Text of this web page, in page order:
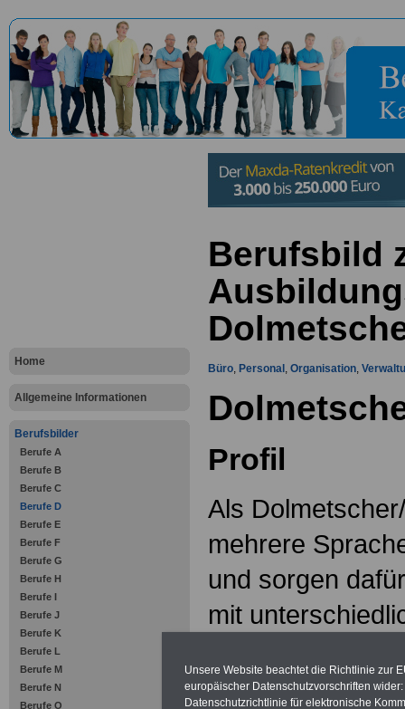
Home
Allgemeine Informationen
Berufsbilder
Berufe A
Berufe B
Berufe C
Berufe D
Berufe E
Berufe F
Berufe G
Berufe H
Berufe I
Berufe J
Berufe K
Berufe L
Berufe M
Berufe N
Berufe O
Berufsbild
Büro, Personal , Organisation,
Profil
Als
mehrere
und sorgen
mit
Dabei
Unsere Website beachtet die Richtlinie zur
europäischer Datenschutzvorschriften
Datenschutzrichtlinie für elektronische